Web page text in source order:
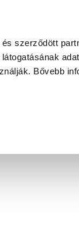
szerződött
Bővebb